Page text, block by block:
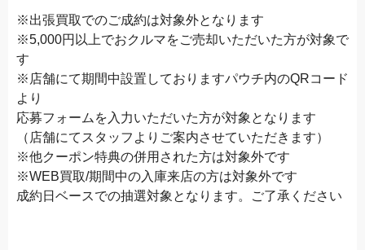
※出張買取でのご成約は対象外となります
※5,000円以上でおクルマをご売却いただいた方が対象で
す
※店舗にて期間中設置しておりますパウチ内のQRコード
より
応募フォームを入力いただいた方が対象となります
（店舗にてスタッフよりご案内させていただきます）
※他クーポン特典の併用された方は対象外です
※WEB買取/期間中の入庫来店の方は対象外です
成約日ベースでの抽選対象となります。ご了承ください